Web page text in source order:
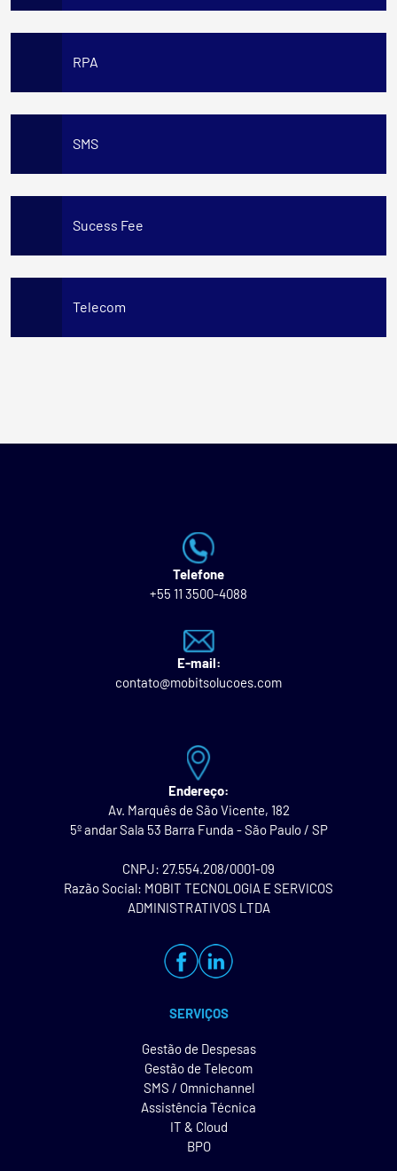
RPA
SMS
Sucess Fee
Telecom
Telefone
+55 11 3500-4088
E-mail:
contato@mobitsolucoes.com
Endereço:
Av. Marquês de São Vicente, 182
5º andar Sala 53 Barra Funda - São Paulo / SP
CNPJ: 27.554.208/0001-09
Razão Social: MOBIT TECNOLOGIA E SERVICOS
ADMINISTRATIVOS LTDA
SERVIÇOS
Gestão de Despesas
Gestão de Telecom
SMS / Omnichannel
Assistência Técnica
IT & Cloud
BPO